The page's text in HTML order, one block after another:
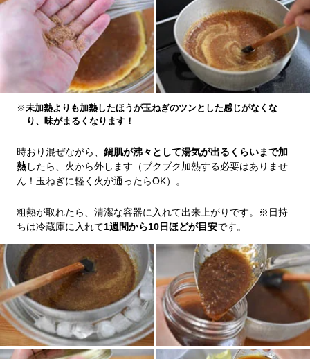
※未加熱よりも加熱したほうが玉ねぎのツンとした感じがなくな
り、味がまるくなります！
時おり混ぜながら、 鍋肌が沸々として湯気が出るくらいまで加
熱したら、火から外します（ブクブク加熱する必要はありませ
ん！玉ねぎに軽く火が通ったらOK）。
粗熱が取れたら、清潔な容器に入れて出来上がりです。※日持
ちは冷蔵庫に入れて1週間から10日ほどが目安です。